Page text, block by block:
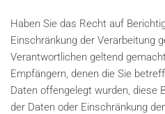
Haben Sie das Recht auf
Einschränkung der Verarbeitung
Verantwortlichen geltend
Empfängern, denen die Sie
Daten offengelegt wurden, diese
der Daten oder Einschränkung